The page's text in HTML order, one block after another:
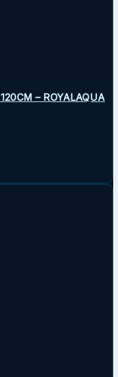
– ROYALAQUA